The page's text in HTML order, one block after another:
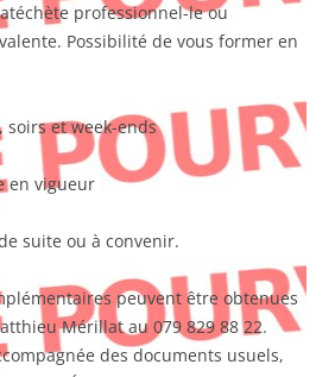
professionnel-le ou
Possibilité de vous former en
soirs et week-ends
en vigueur
suite ou à convenir.
peuvent être obtenues
Mérillat au 079 829 88 22.
des documents usuels,